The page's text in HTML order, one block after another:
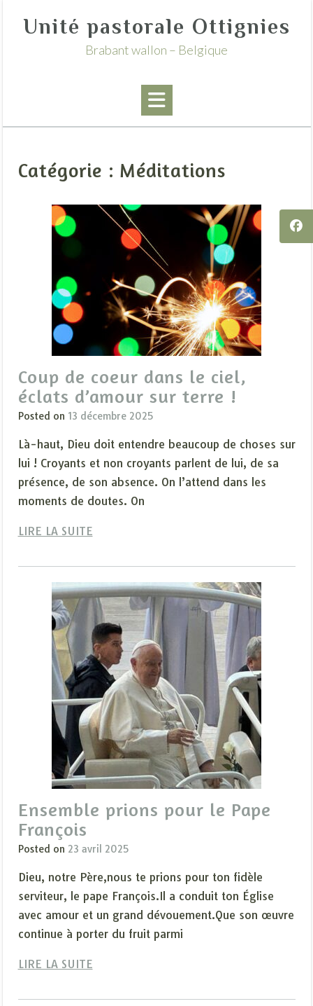
Unité pastorale Ottignies
Brabant wallon – Belgique
Catégorie : Méditations
Coup de coeur dans le ciel,
éclats d’amour sur terre !
Posted on 13 décembre 2025
Là-haut, Dieu doit entendre beaucoup de choses sur
lui ! Croyants et non croyants parlent de lui, de sa
présence, de son absence. On l’attend dans les
moments de doutes. On
LIRE LA SUITE
Ensemble prions pour le Pape
François
Posted on 23 avril 2025
Dieu, notre Père,nous te prions pour ton fidèle
serviteur, le pape François.Il a conduit ton Église
avec amour et un grand dévouement.Que son œuvre
continue à porter du fruit parmi
LIRE LA SUITE